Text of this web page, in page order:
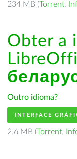
234 MB (Torrent,
Obter a
Outro idioma?
INTERFACE
2.6 MB (Torrent,